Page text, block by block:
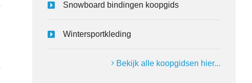
Snowboard bindingen koopgids
Wintersportkleding
Bekijk alle koopgidsen hier...